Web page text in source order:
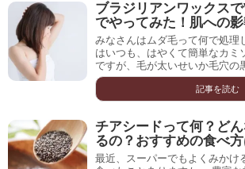
ブラジリアンワックス
でやってみた！肌への影
みなさんはムダ毛って何で処
はいつも、はやくて簡単なカミ
ですが、毛が太いせいか毛穴の
記事を読む
チアシードって何？ど
るの？おすすめの食べ方
最近、スーパーでもよくみかけ